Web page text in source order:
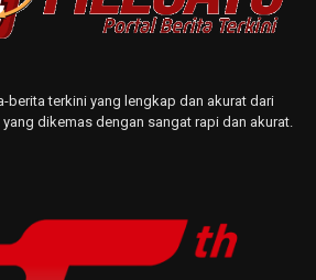
berita terkini yang lengkap dan akurat dari
dikemas dengan sangat rapi dan akurat.